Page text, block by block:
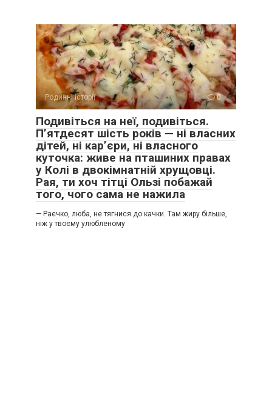
Родинні історії 0
Подивіться на неї, подивіться.
П’ятдесят шість років — ні власних
дітей, ні кар’єри, ні власного
куточка: живе на пташиних правах
у Колі в двокімнатній хрущовці.
Рая, ти хоч тітці Ользі побажай
того, чого сама не нажила
— Раєчко, люба, не тягнися до качки. Там жиру більше,
ніж у твоєму улюбленому